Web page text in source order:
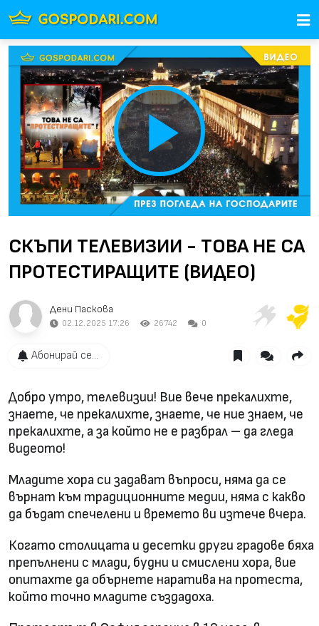
Play
Video
СКЪПИ ТЕЛЕВИЗИИ - ТОВА НЕ СА
ПРОТЕСТИРАЩИТЕ (ВИДЕО)
Дени Паскова
02.12.2025 17:26 26742 0
Абонирай се...
Добро утро, телевизии! Вие вече прекалихте,
знаете, че прекалихте, знаете, че ние знаем, че
прекалихте, а за който не е разбрал – да гледа
видеото!
Младите хора си задават въпроси, няма да се
върнат към традиционните медии, няма с какво
да бъдат спечелени и времето ви изтече вчера.
Когато столицата и десетки други градове бяха
препълнени с млади, будни и смислени хора, вие
опитахте да обърнете наратива на протеста,
който точно младите създадоха.